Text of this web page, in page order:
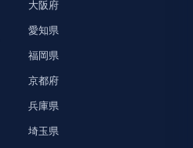
大阪府
愛知県
福岡県
京都府
兵庫県
埼玉県